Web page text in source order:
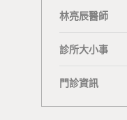
b
k
林亮辰醫師
診所大小事
門診資訊